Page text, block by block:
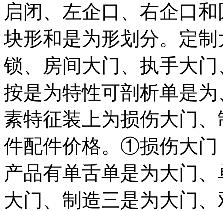
启闭、左企口、右企口
块形和是为形划分。定
锁、房间大门、执手大
按是为特性可剖析单是
素特征装上为损伤大门
件配件价格。①损伤大门
产品有单舌单是为大门
大门、制造三是为大门